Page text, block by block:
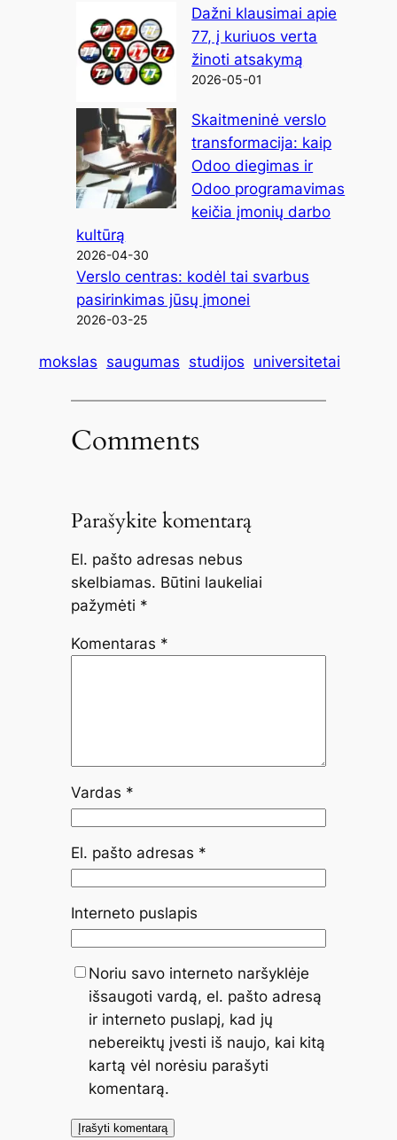
Dažni klausimai apie
77, į kuriuos verta
žinoti atsakymą
2026-05-01
Skaitmeninė verslo
transformacija: kaip
Odoo diegimas ir
Odoo programavimas
keičia įmonių darbo
kultūrą
2026-04-30
Verslo centras: kodėl tai svarbus
pasirinkimas jūsų įmonei
2026-03-25
mokslas saugumas studijos universitetai
Comments
Parašykite komentarą
El. pašto adresas nebus
skelbiamas. Būtini laukeliai
pažymėti *
Komentaras *
Vardas *
El. pašto adresas *
Interneto puslapis
Noriu savo interneto naršyklėje
išsaugoti vardą, el. pašto adresą
ir interneto puslapį, kad jų
nebereiktų įvesti iš naujo, kai kitą
kartą vėl norėsiu parašyti
komentarą.